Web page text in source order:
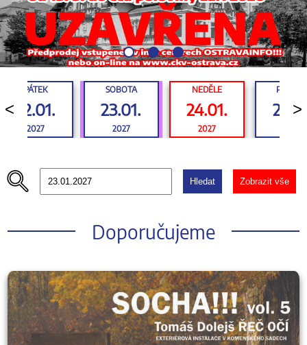
<
PÁTEK
22.01.
2027
SOBOTA
23.01.
2027
NEDĚLE
24.01.
2027
>
Hledat Zobrazit vše
Doporučujeme